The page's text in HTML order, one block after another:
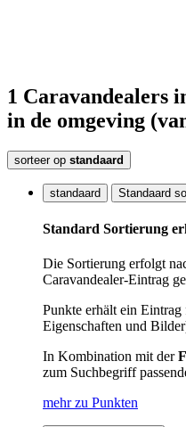
1 Caravandealers
in de omgeving
sorteer op standaard
standaard Standaard
Standard Sortierung
Die Sortierung erfolgt
Caravandealer-Eintrag
Punkte erhält ein
Eigenschaften und
In Kombination mit der
zum Suchbegriff
mehr zu Punkten